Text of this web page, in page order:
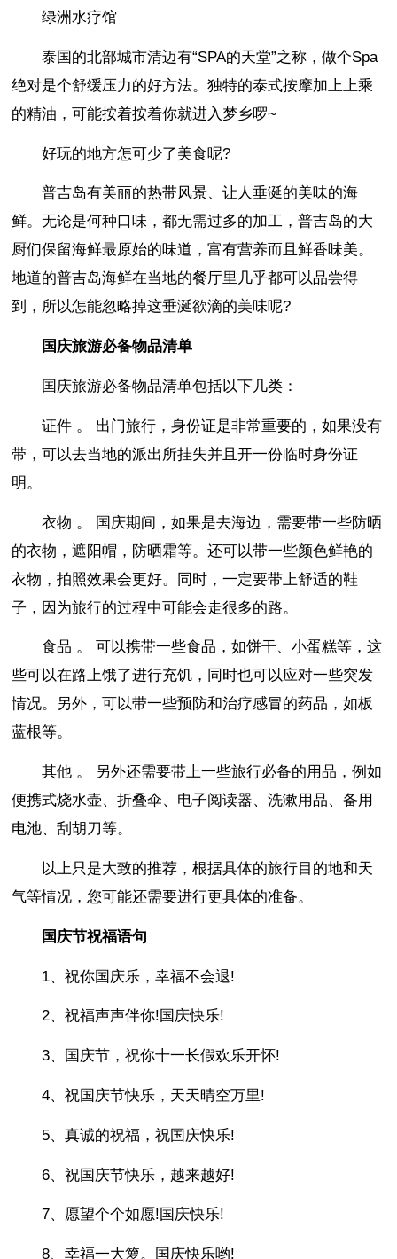
绿洲水疗馆
泰国的北部城市清迈有“SPA的天堂”之称，做个Spa
绝对是个舒缓压力的好方法。独特的泰式按摩加上上乘
的精油，可能按着按着你就进入梦乡啰~
好玩的地方怎可少了美食呢?
普吉岛有美丽的热带风景、让人垂涎的美味的海
鲜。无论是何种口味，都无需过多的加工，普吉岛的大
厨们保留海鲜最原始的味道，富有营养而且鲜香味美。
地道的普吉岛海鲜在当地的餐厅里几乎都可以品尝得
到，所以怎能忽略掉这垂涎欲滴的美味呢?
国庆旅游必备物品清单
国庆旅游必备物品清单包括以下几类：
证件 。 出门旅行，身份证是非常重要的，如果没有
带，可以去当地的派出所挂失并且开一份临时身份证
明。
衣物 。 国庆期间，如果是去海边，需要带一些防晒
的衣物，遮阳帽，防晒霜等。还可以带一些颜色鲜艳的
衣物，拍照效果会更好。同时，一定要带上舒适的鞋
子，因为旅行的过程中可能会走很多的路。
食品 。 可以携带一些食品，如饼干、小蛋糕等，这
些可以在路上饿了进行充饥，同时也可以应对一些突发
情况。另外，可以带一些预防和治疗感冒的药品，如板
蓝根等。
其他 。 另外还需要带上一些旅行必备的用品，例如
便携式烧水壶、折叠伞、电子阅读器、洗漱用品、备用
电池、刮胡刀等。
以上只是大致的推荐，根据具体的旅行目的地和天
气等情况，您可能还需要进行更具体的准备。
国庆节祝福语句
1、祝你国庆乐，幸福不会退!
2、祝福声声伴你!国庆快乐!
3、国庆节，祝你十一长假欢乐开怀!
4、祝国庆节快乐，天天晴空万里!
5、真诚的祝福，祝国庆快乐!
6、祝国庆节快乐，越来越好!
7、愿望个个如愿!国庆快乐!
8、幸福一大箩。国庆快乐哟!